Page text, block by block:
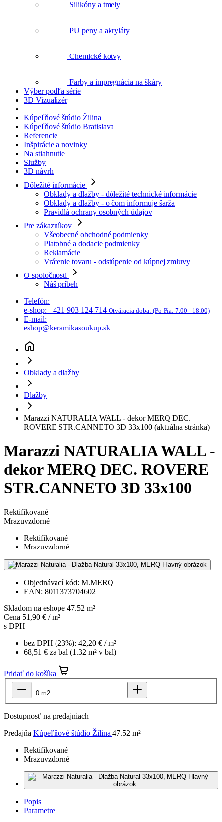
3D Vizualizér
Kúpeľňové štúdio Žilina
Referencie
Inšpirácie a novinky
Na stiahnutie
Služby
3D návrh
Dôležité informácie
Obklady a dlažby - dôležité technické informácie
Obklady a dlažby - o čom informuje šarža
Pravidlá ochrany osobných údajov
Pre zákazníkov
Všeobecné obchodné podmienky
Platobné a dodacie podmienky
Reklamácie
Vrátenie tovaru - odstúpenie od kúpnej zmluvy
O spoločnosti
Náš príbeh
Telefón:
E-mail:
eshop@keramikasoukup.sk
Obklady a dlažby
Dlažby
Marazzi NATURALIA WALL - dekor MERQ DEC.
ROVERE STR.CANNETO 3D 33x100
Marazzi NATURALIA WALL -
dekor MERQ DEC. ROVERE
STR.CANNETO 3D 33x100
Rektifikované
Rektifikované
Objednávací kód: M.MERQ
Skladom na eshope 47.52 m²
s DPH
bez DPH (23%): 42,20 € / m²
Pridať do košíka
Dostupnosť na predajniach
PredajňaKúpeľňové štúdio Žilina
Rektifikované
Detail produktu